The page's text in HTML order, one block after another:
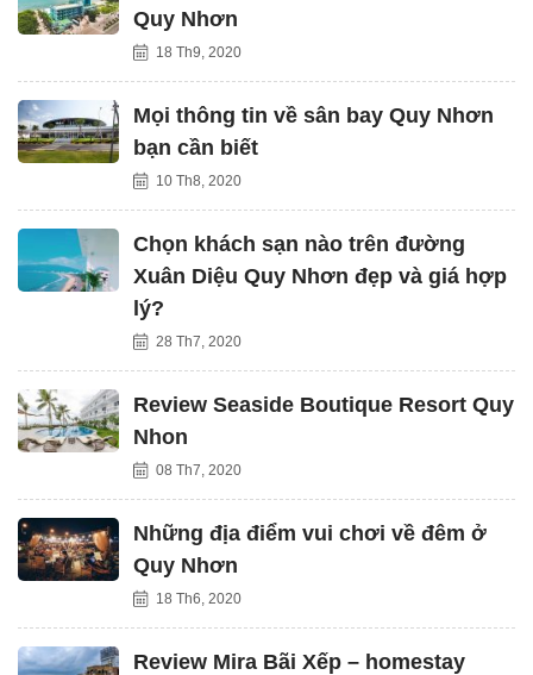
Quy Nhơn
18 Th9, 2020
Mọi thông tin về sân bay Quy Nhơn
bạn cần biết
10 Th8, 2020
Chọn khách sạn nào trên đường
Xuân Diệu Quy Nhơn đẹp và giá hợp
lý?
28 Th7, 2020
Review Seaside Boutique Resort Quy
Nhon
08 Th7, 2020
Những địa điểm vui chơi về đêm ở
Quy Nhơn
18 Th6, 2020
Review Mira Bãi Xếp – homestay